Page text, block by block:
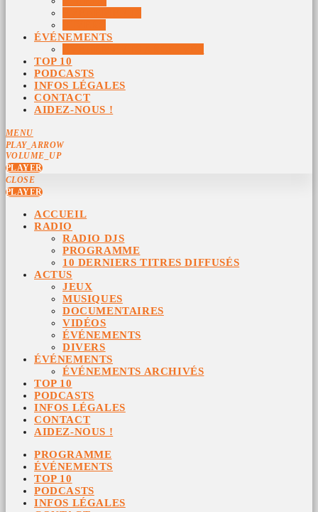
ÉVÉNEMENTS
TOP 10
PODCASTS
INFOS LÉGALES
CONTACT
AIDEZ-NOUS !
MENU
PLAY_ARROW
VOLUME_UP
PLAYER
CLOSE
PLAYER
ACCUEIL
RADIO
RADIO DJS
PROGRAMME
10 DERNIERS TITRES DIFFUSÉS
ACTUS
JEUX
MUSIQUES
DOCUMENTAIRES
VIDÉOS
ÉVÉNEMENTS
DIVERS
ÉVÉNEMENTS
ÉVÉNEMENTS ARCHIVÉS
TOP 10
PODCASTS
INFOS LÉGALES
CONTACT
AIDEZ-NOUS !
PROGRAMME
ÉVÉNEMENTS
TOP 10
PODCASTS
INFOS LÉGALES